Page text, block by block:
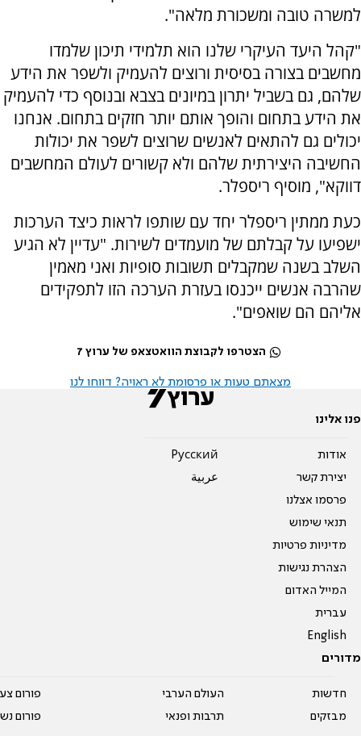
למשרה טובה ומשכורת מלאה".
"קהל היעד העיקרי שלנו הוא תלמידי תיכון שלמדו
מחשבים בצורה בסיסית ורוצים להעמיק ולשפר את הידע
שלהם, גם בשביל יתרון במיונים בצבא ובנוסף כדי להעמיק
את הידע בתחום והופך אותם יותר חזקים בתחום. אנחנו
יכולים גם להתאים לאנשים שרוצים לשפר את יכולות
החשיבה היצירתית שלהם ולא קשורים לעולם המחשבים
דווקא", מוסיף ריספלר.
כעת ממתין ריספלר יחד עם שותפו לראות כיצד הערכות
ישפיעו על קבלתם של מועמדים לשירות. "עדיין לא הגיע
השלב בשנה שמקבלים תשובות סופיות ואני מאמין
שהרבה אנשים ייכנסו בעזרת הערכה הזו לתפקידים
אליהם הם שואפים".
הצטרפו לקבוצת הוואטצאפ של ערוץ 7
מצאתם טעות או פרסומת לא ראויה? דווחו לנו
פנו אלינו
אודות
יצירת קשר
פרסמו אצלנו
תנאי שימוש
מדיניות פרטיות
הצהרת נגישות
המייל האדום
עברית
English
Pусский
عربية
מדורים
חדשות
מבזקים
העולם הערבי
תרבות ופנאי
פורום
פורום